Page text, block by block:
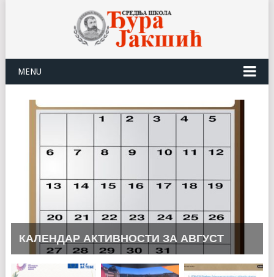
MENU
КАЛЕНДАР АКТИВНОСТИ ЗА АВГУСТ